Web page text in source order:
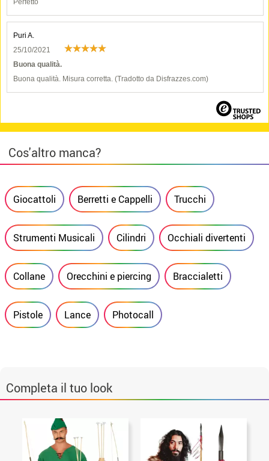
Perfetto
Puri A.
25/10/2021
Buona qualità.
Buona qualità. Misura corretta. (Tradotto da Disfrazzes.com)
Cos'altro manca?
Giocattoli Berretti e Cappelli Trucchi
Strumenti Musicali Cilindri Occhiali divertenti
Collane Orecchini e piercing Braccialetti
Pistole Lance Photocall
Completa il tuo look